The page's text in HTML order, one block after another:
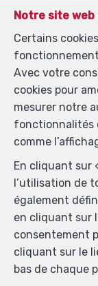
Notre site web
Certains
Avec votre
cookies pour
mesurer notre
fonctionnalités
comme
En cliquant sur
l’utilisation de
également
en cliquant sur
consentement
cliquant sur le
bas de chaque